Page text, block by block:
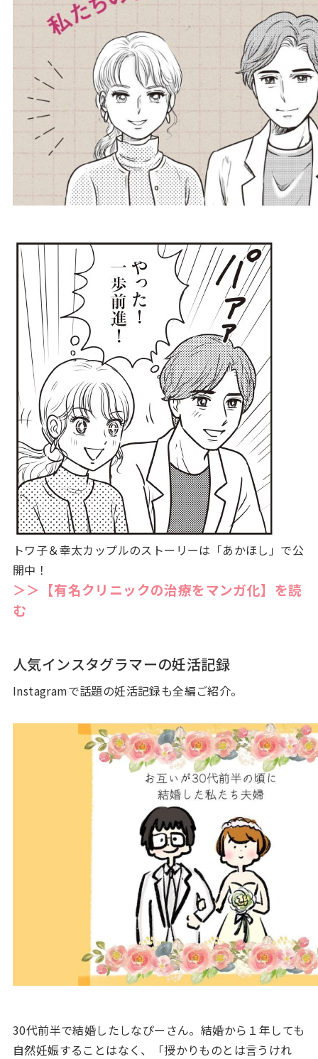
トワ子＆幸太カップルのストーリーは「あかほし」で公
開中！
＞＞【有名クリニックの治療をマンガ化】を読
む
人気インスタグラマーの妊活記録
Instagramで話題の妊活記録も全編ご紹介。
30代前半で結婚したしなぴーさん。結婚から１年しても
自然妊娠することはなく、「授かりものとは言うけれ